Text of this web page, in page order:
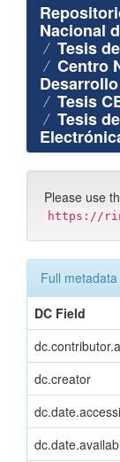
Nacional
Tesis
Centro
Tesis
Tesis
Please use
https://
Full
DC Field
dc.creator